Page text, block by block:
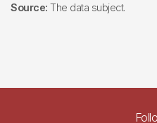
Source: The data subject.